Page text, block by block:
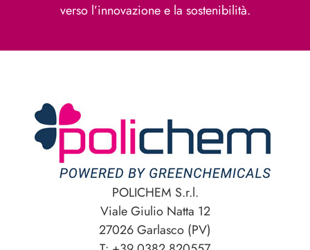
verso l’innovazione e la sostenibilità.
POLICHEM S.r.l.
Viale Giulio Natta 12
27026 Garlasco (PV)